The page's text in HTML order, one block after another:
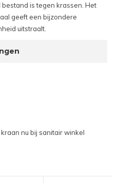
is tegen krassen. Het
geeft een bijzondere
uitstraalt.
nu bij sanitair winkel